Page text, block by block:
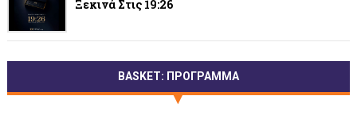
Ξεκινά Στις 19:26
BASKET: ΠΡΟΓΡΑΜΜΑ